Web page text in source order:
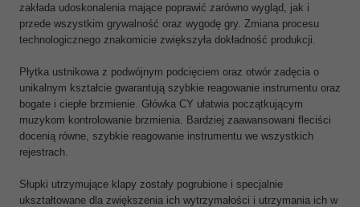
zakłada udoskonalenia mające poprawić zarówno wygląd, jak i
przede wszystkim grywalność oraz wygodę gry. Zmiana procesu
technologicznego znakomicie zwiększyła dokładność produkcji.
Płytka ustnikowa z podwójnym podcięciem oraz otwór zadęcia o
unikalnym kształcie gwarantują szybkie reagowanie instrumentu oraz
bogate i ciepłe brzmienie. Główka CY ułatwia początkującym
muzykom kontrolowanie brzmienia. Bardziej zaawansowani fleciści
docenią równe, szybkie reagowanie instrumentu we wszystkich
rejestrach.
Słupki utrzymujące klapy zostały pogrubione i specjalnie
ukształtowane dla zwiększenia ich wytrzymałości i utrzymania ich w